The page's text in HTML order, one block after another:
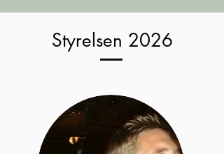
Styrelsen 2026